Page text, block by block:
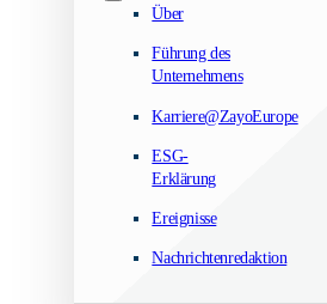
Über
Führung des
Unternehmens
Karriere@ZayoEurope
ESG-
Erklärung
Ereignisse
Nachrichtenredaktion